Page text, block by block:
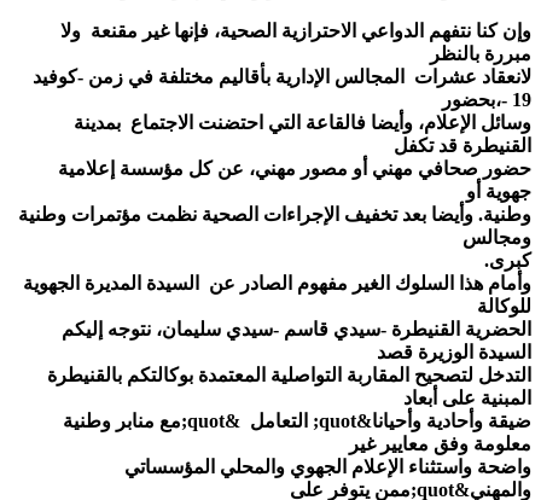
وإن كنا نتفهم الدواعي الاحترازية الصحية، فإنها غير مقنعة ولا
مبررة بالنظر
لانعقاد عشرات المجالس الإدارية بأقاليم مختلفة في زمن -كوفيد
19 -،بحضور
وسائل الإعلام، وأيضا فالقاعة التي احتضنت الاجتماع بمدينة
القنيطرة قد تكفل
حضور صحافي مهني أو مصور مهني، عن كل مؤسسة إعلامية
جهوية أو
وطنية. وأيضا بعد تخفيف الإجراءات الصحية نظمت مؤتمرات وطنية
ومجالس
كبرى.
وأمام هذا السلوك الغير مفهوم الصادر عن السيدة المديرة الجهوية
للوكالة
الحضرية القنيطرة -سيدي قاسم -سيدي سليمان، نتوجه إليكم
السيدة الوزيرة قصد
التدخل لتصحيح المقاربة التواصلية المعتمدة بوكالتكم بالقنيطرة
المبنية على أبعاد
ضيقة وأحادية وأحيانا&quot; التعامل &quot;مع منابر وطنية
معلومة وفق معايير غير
واضحة واستثناء الإعلام الجهوي والمحلي المؤسساتي
والمهني&quot;ممن يتوفر على